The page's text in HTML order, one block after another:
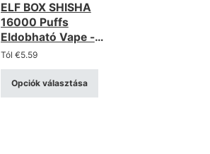
ELF BOX SHISHA
16000 Puffs
Eldobható Vape -
Mesh Coil, állítható
légáramlás, LED
kijelző
Tól €5.59
Opciók választása